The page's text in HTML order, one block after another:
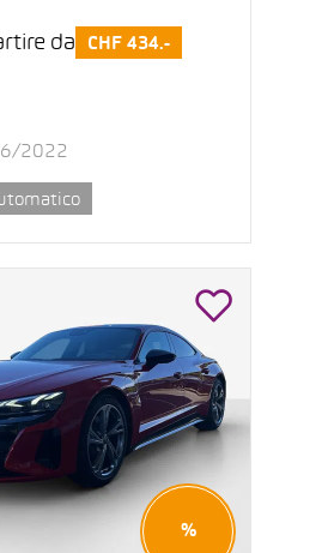
da CHF 434.-
2022
%